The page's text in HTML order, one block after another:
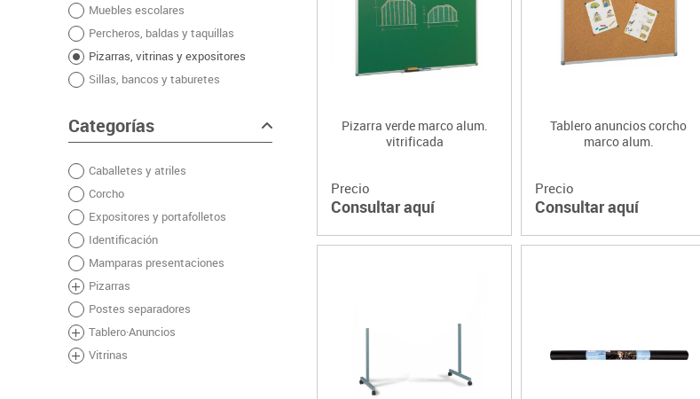
Plastifica, encuaderna, destruye
Papel y manipulados
Lenguaje & idiomas
Muebles escolares
Percheros, baldas y taquillas
Pizarras, vitrinas y expositores
Sillas, bancos y taburetes
Categorías
Caballetes y atriles
Corcho
Expositores y portafolletos
Identificación
Mamparas presentaciones
Pizarras
Postes separadores
Tablero·Anuncios
Vitrinas
Pizarra verde marco alum.
vitrificada
Precio
Consultar aquí
Tablero anuncios corcho
marco alum.
Precio
Consultar aquí